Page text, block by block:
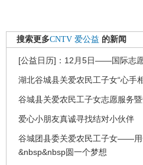
搜索更多CNTV 爱公益 的新闻
[公益日历]：12月5日——国际志
湖北谷城县关爱农民工子女“心手
谷城县关爱农民工子女志愿服务
爱心小朋友真诚寻找结对小伙伴
谷城团县委关爱农民工子女——
&nbsp&nbsp圆一个梦想